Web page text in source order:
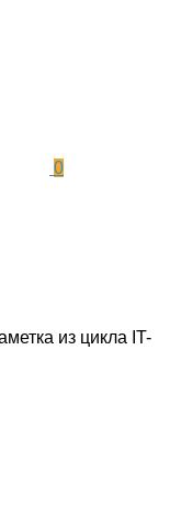
0
из цикла IT-